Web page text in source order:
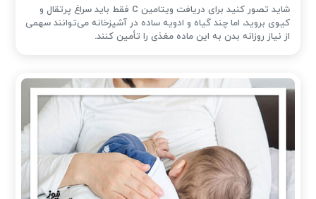
شاید تصور کنید برای دریافت ویتامین C فقط باید سراغ پرتقال و
کیوی بروید، اما چند گیاه و ادویه ساده در آشپزخانه می‌توانند سهمی
از نیاز روزانه بدن به این ماده مغذی را تأمین کنند.